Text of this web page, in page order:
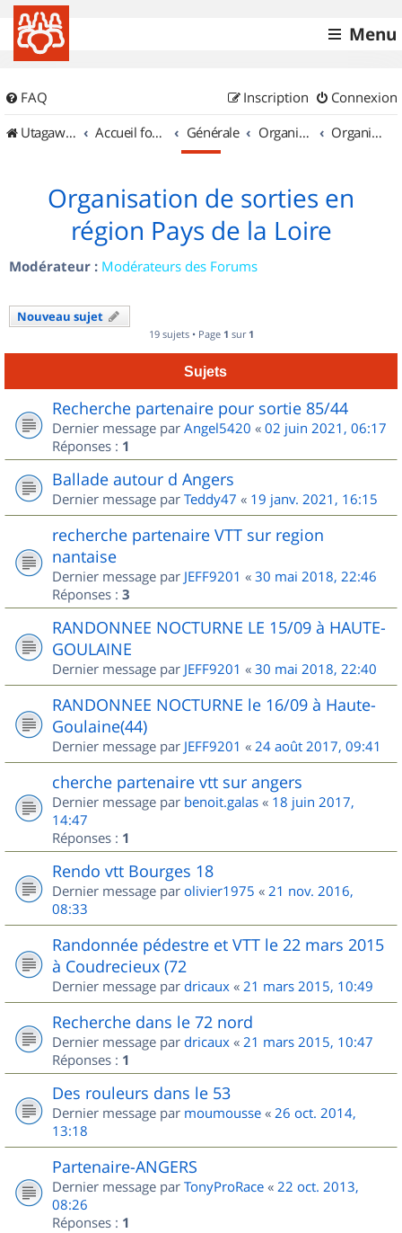
Menu
FAQ Connexion
Inscription
UtagawaVTT (Randos VTT et VTTAE avec traces GPS)
Accueil forum Générale Organisation de sorties & Recherche de partenaires Organisation de sorties en région Pays de la Loire
Organisation de sorties en
région Pays de la Loire
Modérateur : Modérateurs des Forums
Nouveau sujet
19 sujets • Page 1 sur 1
Sujets
Recherche partenaire pour sortie 85/44
Dernier message par Angel5420 « 02 juin 2021, 06:17
Réponses : 1
Ballade autour d Angers
Dernier message par Teddy47 « 19 janv. 2021, 16:15
recherche partenaire VTT sur region
nantaise
Dernier message par JEFF9201 « 30 mai 2018, 22:46
Réponses : 3
RANDONNEE NOCTURNE LE 15/09 à HAUTE-
GOULAINE
Dernier message par JEFF9201 « 30 mai 2018, 22:40
RANDONNEE NOCTURNE le 16/09 à Haute-
Goulaine(44)
Dernier message par JEFF9201 « 24 août 2017, 09:41
cherche partenaire vtt sur angers
Dernier message par benoit.galas « 18 juin 2017,
14:47
Réponses : 1
Rendo vtt Bourges 18
Dernier message par olivier1975 « 21 nov. 2016,
08:33
Randonnée pédestre et VTT le 22 mars 2015
à Coudrecieux (72
Dernier message par dricaux « 21 mars 2015, 10:49
Recherche dans le 72 nord
Dernier message par dricaux « 21 mars 2015, 10:47
Réponses : 1
Des rouleurs dans le 53
Dernier message par moumousse « 26 oct. 2014,
13:18
Partenaire-ANGERS
Dernier message par TonyProRace « 22 oct. 2013,
08:26
Réponses : 1